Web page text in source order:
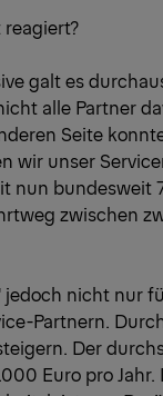
galt es
alle Partner
Seite
wir unser
nun bundesweit
zwischen
nicht nur
Partnern.
Der
Euro pro Jahr.